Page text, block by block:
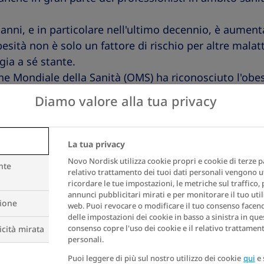
e in particolare nell'ultimo decennio, è
non è solo un fattore di rischio per altre
a sé stante.
Mondiale della Sanità (OMS) ha riconosciuto
seguito con ritardo dalle singole nazioni,
la Commissione Europea ha emesso un
cronica recidivante, che a sua volta funge da
trasmissibili".
l’obesità come
patologia cronica per diversi motivi legati alla
Ecco i punti principali:
Diamo valore alla tua privacy
mirata
La tua privacy
Novo Nordisk utilizza cookie propri e cookie di terze
relativo trattamento dei tuoi dati personali vengono
ricordare le tue impostazioni, le metriche sul traffico,
annunci pubblicitari mirati e per monitorare il tuo
web. Puoi revocare o modificare il tuo consenso
delle impostazioni dei cookie in basso a sinistra in
consenso copre l'uso dei cookie e il relativo
personali.
Puoi leggere di più sul nostro utilizzo dei cookie qui e